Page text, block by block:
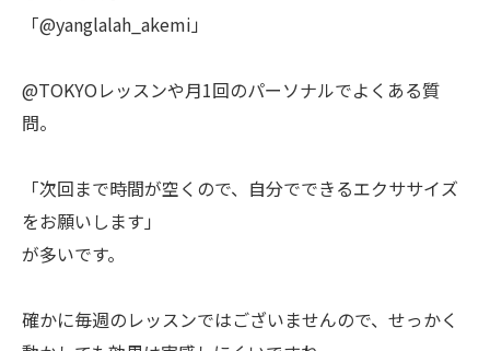
「@yanglalah_akemi」
@TOKYOレッスンや月1回のパーソナルでよくある質
問。
「次回まで時間が空くので、自分でできるエクササイズ
をお願いします」
が多いです。
確かに毎週のレッスンではございませんので、せっかく